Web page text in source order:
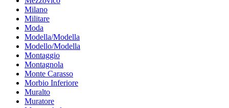
Milano
Militare
Moda
Modella/Modella
Modello/Modella
Montaggio
Montagnola
Monte Carasso
Morbio Inferiore
Muralto
Muratore